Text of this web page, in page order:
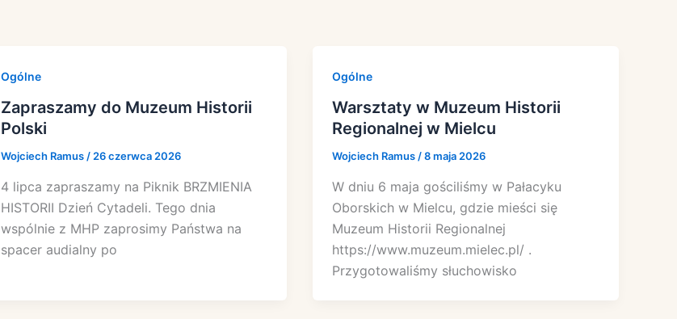
Ogólne
Zapraszamy do Muzeum Historii
Polski
Wojciech Ramus / 26 czerwca 2026
4 lipca zapraszamy na Piknik BRZMIENIA
HISTORII Dzień Cytadeli. Tego dnia
wspólnie z MHP zaprosimy Państwa na
spacer audialny po
Ogólne
Warsztaty w Muzeum Historii
Regionalnej w Mielcu
Wojciech Ramus /8 maja 2026
W dniu 6 maja gościliśmy w Pałacyku
Oborskich w Mielcu, gdzie mieści się
Muzeum Historii Regionalnej
https://www.muzeum.mielec.pl/ .
Przygotowaliśmy słuchowisko